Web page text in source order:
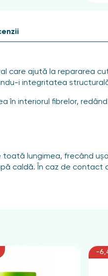
care ajută la repararea
i integritatea
în interiorul fibrelor,
lungimea, frecând
caldă. În caz de contact
-